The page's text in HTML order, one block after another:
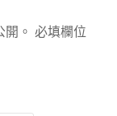
。 必填欄位